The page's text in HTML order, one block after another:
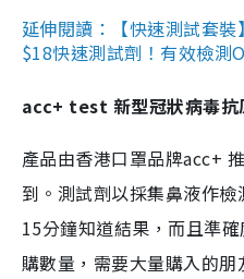
延伸閱讀：【快速測試套
$18快速測試劑！有效檢
acc+ test 新型冠狀病毒抗
產品由香港口罩品牌acc+
到。測試劑以採集鼻液作
15分鐘知道結果，而且準
購數量，需要大量購入的